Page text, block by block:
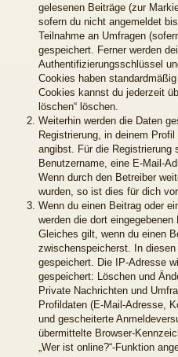
gelesenen Beiträge (zur
sofern du nicht angemeldet
Teilnahme an Umfragen
gespeichert. Ferner werden
Authentifizierungsschlüssel
Cookies haben
Cookies kannst du jederzeit
löschen“ löschen.
Weiterhin werden die Daten
Registrierung, in deinem
angibst. Für die Registrierung
Benutzername, eine E-Mail-
Wenn durch den Betreiber
wurden, so ist dies für dich
Wenn du einen Beitrag oder
werden die dort
Gleiches gilt, wenn du einen
zwischenspeicherst. In
gespeichert. Die IP-Adresse
gespeichert: Löschen und
Private Nachrichten und
Profildaten (E-Mail-Adresse,
und gescheiterte
übermittelte Browser-
„Wer ist online?“-Funktion